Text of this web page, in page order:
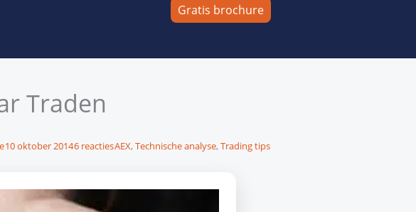
Gratis brochure
Traden
10 oktober 20146 reactiesAEX, Technische analyse, Trading tips